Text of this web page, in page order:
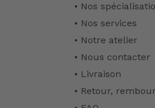
• Nos
• Nos services
• Notre atelier
• Nous contacter
• Livraison
• Retour,